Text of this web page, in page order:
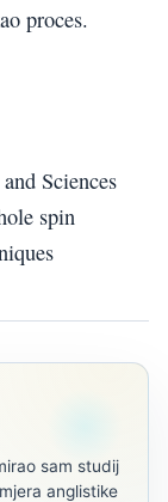
proces.
Sciences
spin
sam studij
anglistike